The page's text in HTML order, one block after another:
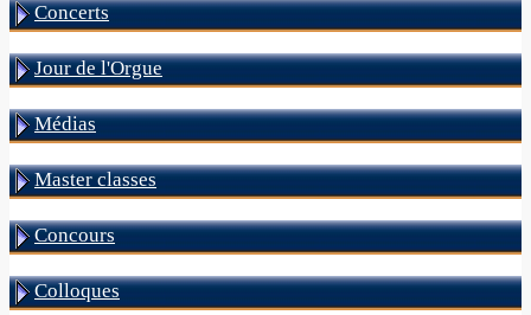
Concerts
Jour de l'Orgue
Médias
Master classes
Concours
Colloques